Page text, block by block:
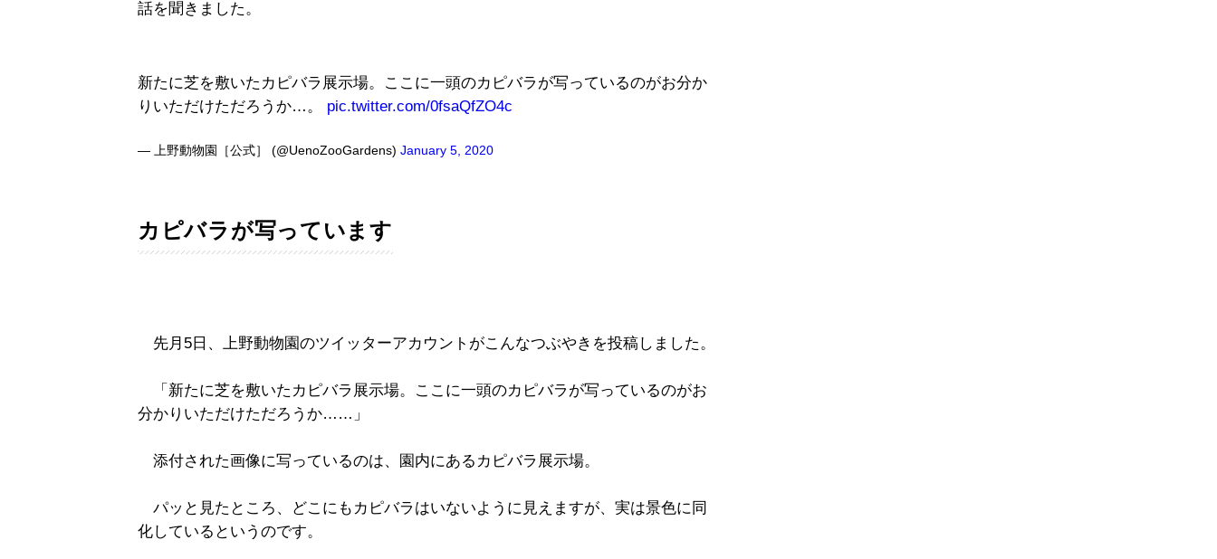
話を聞きました。
新たに芝を敷いたカピバラ展示場。ここに一頭のカピバラが写っているのがお分か
りいただけただろうか…。 pic.twitter.com/0fsaQfZO4c
— 上野動物園［公式］ (@UenoZooGardens) January 5, 2020
カピバラが写っています
先月5日、上野動物園のツイッターアカウントがこんなつぶやきを投稿しました。
「新たに芝を敷いたカピバラ展示場。ここに一頭のカピバラが写っているのがお
分かりいただけただろうか……」
添付された画像に写っているのは、園内にあるカピバラ展示場。
パッと見たところ、どこにもカピバラはいないように見えますが、実は景色に同
化しているというのです。